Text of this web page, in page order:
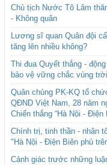
Chủ tịch Nước Tô Lâm
- Không quân
Lương sĩ quan Quân đội
tăng lên nhiều không?
Thi đua Quyết thắng -
bảo vệ vững chắc vùng
Quân chủng PK-KQ tổ
QĐND Việt Nam, 28 năm
Chiến thắng “Hà Nội - Điện
Chính trị, tinh thần - nhân
"Hà Nội - Điện Biên phủ
Cảnh giác trước những